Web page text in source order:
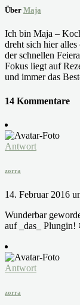
Über Maja
Ich bin Maja –
dreht sich hier
der schnellen
Fokus liegt auf
und immer das
14 Kommentare
Antwort
zorra
14. Februar 2016
Wunderbar
auf _das_ Plungin!
Antwort
zorra